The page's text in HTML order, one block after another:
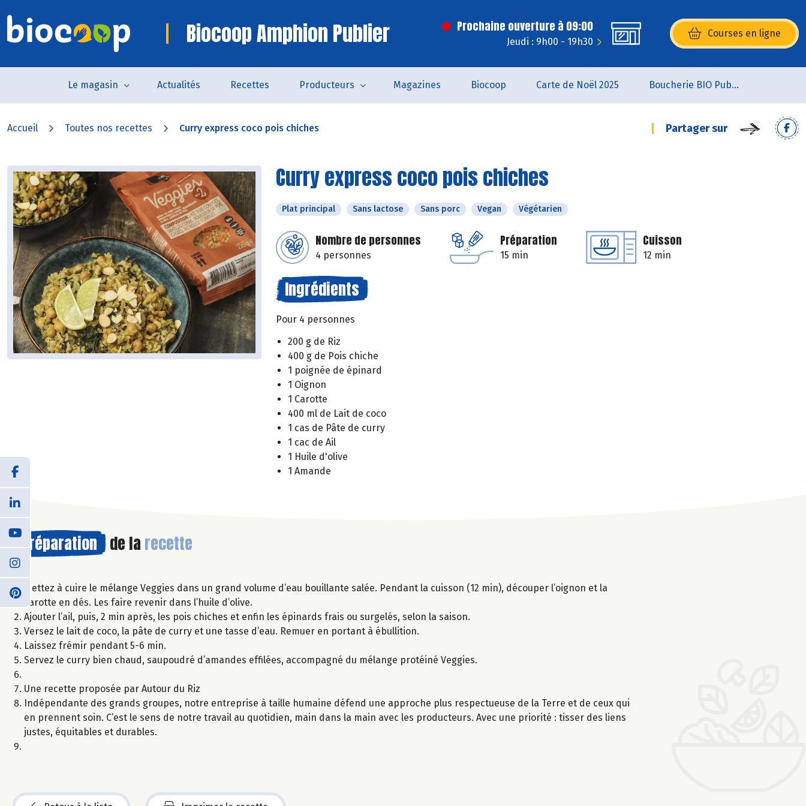
Biocoop Amphion Publier Prochaine ouverture à 09:00
Jeudi : 9h00 - 19h30
Courses en ligne
(s’ouvre dans une nouvelle
Le magasin Actualités Recettes Producteurs Magazines Biocoop Carte de Noël 2025 Boucherie BIO Publier
Accueil Toutes nos recettes Curry express coco pois chiches Partager sur
Curry express coco pois chiches
Plat principal Sans lactose Sans porc Vegan Végétarien
Nombre de personnes
4 personnes
Préparation
15 min
Cuisson
12 min
Ingrédients
Pour 4 personnes
200 g de Riz
400 g de Pois chiche
1 poignée de épinard
1 Oignon
1 Carotte
400 ml de Lait de coco
1 cas de Pâte de curry
1 cac de Ail
1 Huile d'olive
1 Amande
Préparation de la recette
Mettez à cuire le mélange Veggies dans un grand volume d’eau bouillante salée. Pendant la cuisson (12 min), découper l’oignon et la
carotte en dés. Les faire revenir dans l’huile d’olive.
Ajouter l’ail, puis, 2 min après, les pois chiches et enfin les épinards frais ou surgelés, selon la saison.
Versez le lait de coco, la pâte de curry et une tasse d’eau. Remuer en portant à ébullition.
Laissez frémir pendant 5-6 min.
Servez le curry bien chaud, saupoudré d’amandes effilées, accompagné du mélange protéiné Veggies.
Une recette proposée par Autour du Riz
Indépendante des grands groupes, notre entreprise à taille humaine défend une approche plus respectueuse de la Terre et de ceux qui
en prennent soin. C’est le sens de notre travail au quotidien, main dans la main avec les producteurs. Avec une priorité : tisser des liens
justes, équitables et durables.